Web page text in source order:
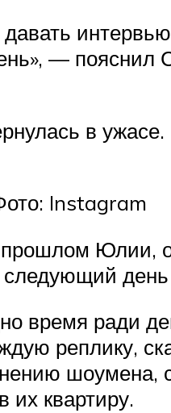
—
в
Instagram
Юлии,
время ради
реплику,
шоумена,
их квартиру.